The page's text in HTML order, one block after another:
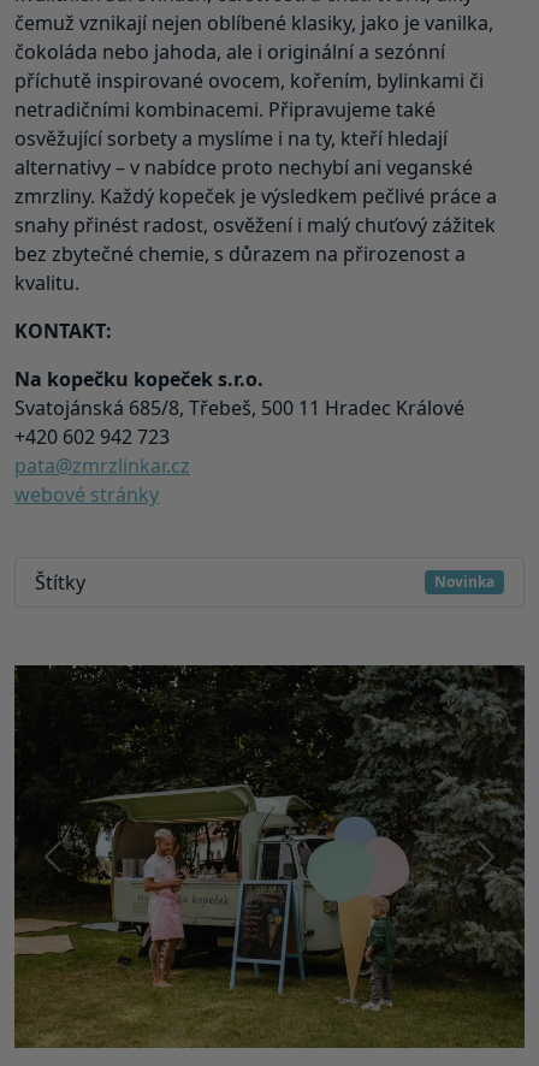
čemuž vznikají nejen oblíbené klasiky, jako je vanilka,
čokoláda nebo jahoda, ale i originální a sezónní
příchutě inspirované ovocem, kořením, bylinkami či
netradičními kombinacemi. Připravujeme také
osvěžující sorbety a myslíme i na ty, kteří hledají
alternativy – v nabídce proto nechybí ani veganské
zmrzliny. Každý kopeček je výsledkem pečlivé práce a
snahy přinést radost, osvěžení i malý chuťový zážitek
bez zbytečné chemie, s důrazem na přirozenost a
kvalitu.
KONTAKT:
Na kopečku kopeček s.r.o.
Svatojánská 685/8, Třebeš, 500 11 Hradec Králové
+420 602 942 723
pata@zmrzlinkar.cz
webové stránky
Štítky Novinka
Předchozí Další